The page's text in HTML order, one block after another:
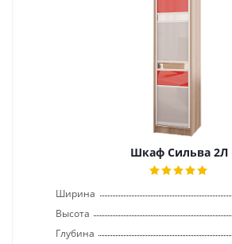
Шкаф Сильва 2Л
Ширина
Высота
Глубина